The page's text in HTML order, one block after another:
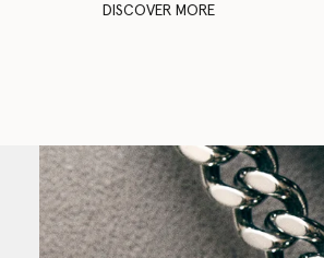
DISCOVER MORE